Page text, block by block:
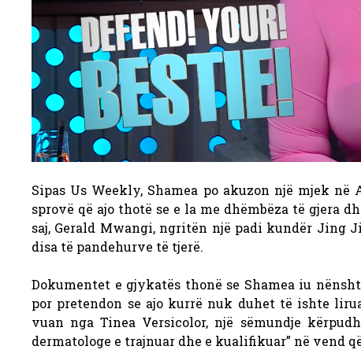
Sipas Us Weekly, Shamea po akuzon një mjek
sprovë që ajo thotë se e la me dhëmbëza të gjera
saj, Gerald Mwangi, ngritën një padi kundër Jing
disa të pandehurve të tjerë.
Dokumentet e gjykatës thonë se Shamea iu
por pretendon se ajo kurrë nuk duhet të ishte
vuan nga Tinea Versicolor, një sëmundje
dermatologe e trajnuar dhe e kualifikuar” në vend